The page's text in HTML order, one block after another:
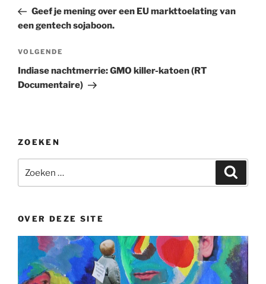
bericht
Geef je mening over een EU markttoelating van
een gentech sojaboon.
Volgend
bericht
VOLGENDE
Indiase nachtmerrie: GMO killer-katoen (RT
Documentaire)
ZOEKEN
naar:
OVER DEZE SITE